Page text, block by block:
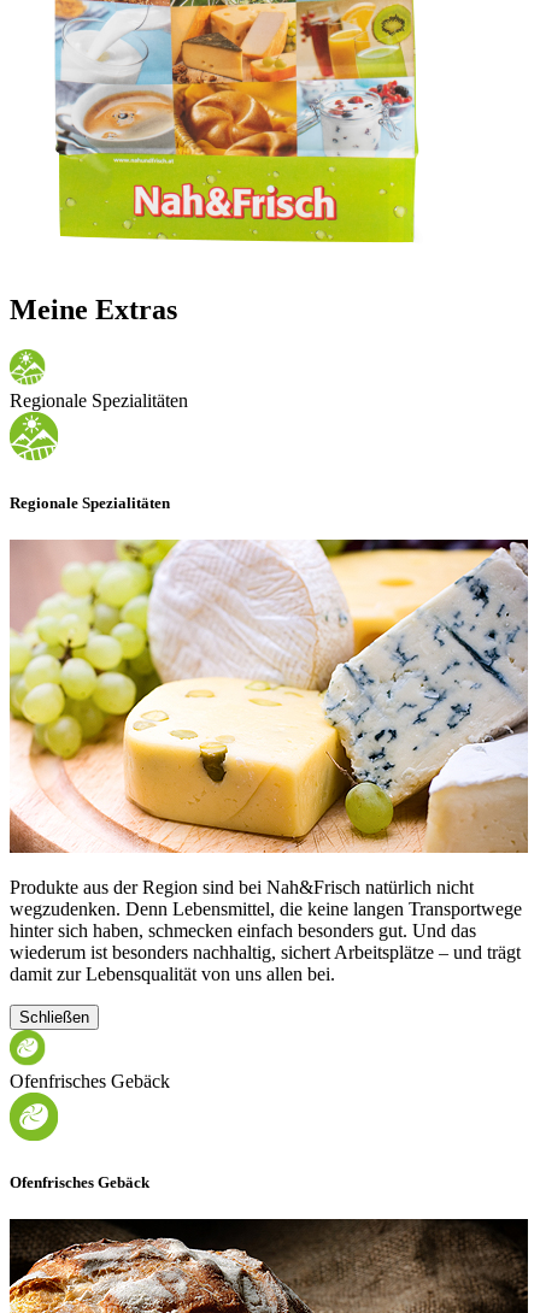
Meine Extras
Regionale Spezialitäten
Regionale Spezialitäten
Produkte aus der Region sind bei Nah&Frisch natürlich nicht
wegzudenken. Denn Lebensmittel, die keine langen Transportwege
hinter sich haben, schmecken einfach besonders gut. Und das
wiederum ist besonders nachhaltig, sichert Arbeitsplätze – und trägt
damit zur Lebensqualität von uns allen bei.
Schließen
Ofenfrisches Gebäck
Ofenfrisches Gebäck